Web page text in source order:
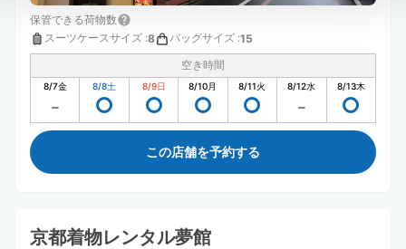
保管できる荷物数
スーツケースサイズ :8 バッグサイズ :15
空き時間
8/7金 8/8土 8/9日 8/10月 8/11火 8/12水 8/13木
この店舗を予約する
京都着物レンタル夢館